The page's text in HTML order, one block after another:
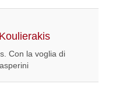
Con la voglia di